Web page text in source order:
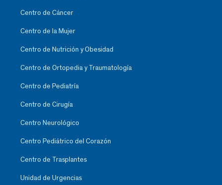
Centro de Cáncer
Centro de la Mujer
Centro de Nutrición y Obesidad
Centro de Ortopedia y Traumatología
Centro de Pediatría
Centro de Cirugía
Centro Neurológico
Centro Pediátrico del Corazón
Centro de Trasplantes
Unidad de Urgencias